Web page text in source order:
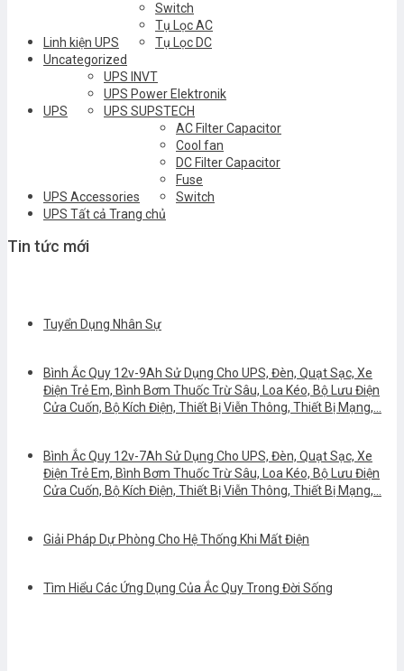
Linh kiện UPS
Switch
Tụ Lọc AC
Tụ Lọc DC
Uncategorized
UPS
UPS INVT
UPS Power Elektronik
UPS SUPSTECH
UPS Accessories
AC Filter Capacitor
Cool fan
DC Filter Capacitor
Fuse
Switch
UPS Tất cả Trang chủ
Tin tức mới
Tuyển Dụng Nhân Sự
Bình Ắc Quy 12v-9Ah Sử Dụng Cho UPS, Đèn, Quạt Sạc, Xe
Điện Trẻ Em, Bình Bơm Thuốc Trừ Sâu, Loa Kéo, Bộ Lưu Điện
Cửa Cuốn, Bộ Kích Điện, Thiết Bị Viễn Thông, Thiết Bị Mạng,…
Bình Ắc Quy 12v-7Ah Sử Dụng Cho UPS, Đèn, Quạt Sạc, Xe
Điện Trẻ Em, Bình Bơm Thuốc Trừ Sâu, Loa Kéo, Bộ Lưu Điện
Cửa Cuốn, Bộ Kích Điện, Thiết Bị Viễn Thông, Thiết Bị Mạng,…
Giải Pháp Dự Phòng Cho Hệ Thống Khi Mất Điện
Tìm Hiểu Các Ứng Dụng Của Ắc Quy Trong Đời Sống